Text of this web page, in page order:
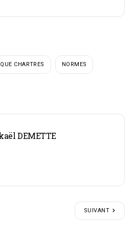
CHARTRES NORMES
DEMETTE
SUIVANT